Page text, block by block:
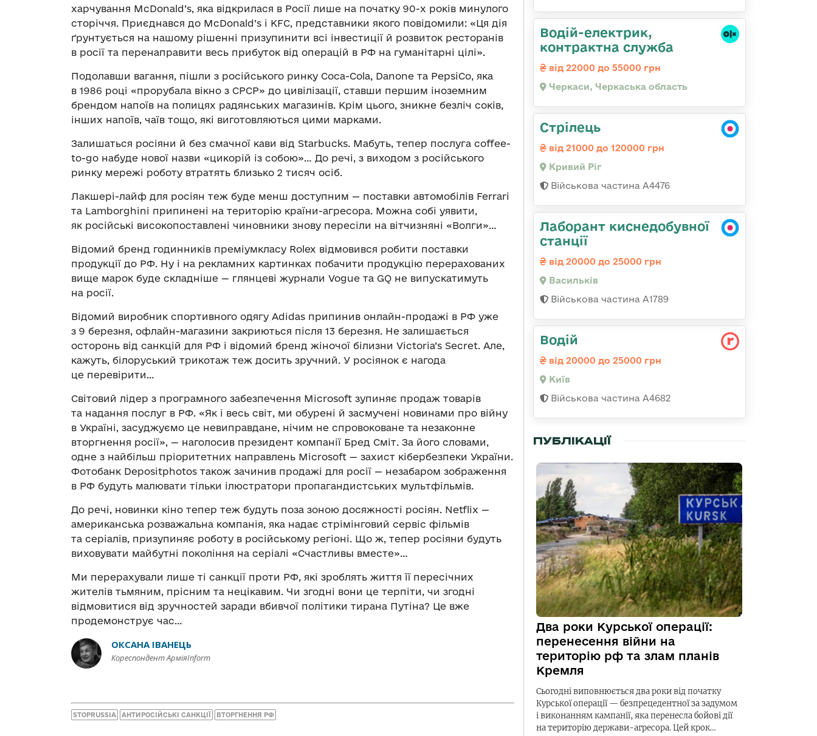
харчування МсDonald’s, яка відкрилася в Росії лише на початку 90-х років минулого
сторіччя. Приєднався до МсDonald’s і KFC, представники якого повідомили: «Ця дія
ґрунтується на нашому рішенні призупинити всі інвестиції й розвиток ресторанів
в росії та перенаправити весь прибуток від операцій в РФ на гуманітарні цілі».
Подолавши вагання, пішли з російського ринку Coca-Cola, Danone та PepsiCo, яка
в 1986 році «прорубала вікно з СРСР» до цивілізації, ставши першим іноземним
брендом напоїв на полицях радянських магазинів. Крім цього, зникне безліч соків,
інших напоїв, чаїв тощо, які виготовляються цими марками.
Залишаться росіяни й без смачної кави від Starbucks. Мабуть, тепер послуга coffee-
to-go набуде нової назви «цикорій із собою»… До речі, з виходом з російського
ринку мережі роботу втратять близько 2 тисяч осіб.
Лакшері-лайф для росіян теж буде менш доступним — поставки автомобілів Ferrari
та Lamborghini припинені на територію країни-агресора. Можна собі уявити,
як російські високопоставлені чиновники знову пересіли на вітчизняні «Волги»…
Відомий бренд годинників преміумкласу Rolex відмовився робити поставки
продукції до РФ. Ну і на рекламних картинках побачити продукцію перерахованих
вище марок буде складніше — глянцеві журнали Vogue та GQ не випускатимуть
на росії.
Відомий виробник спортивного одягу Adidas припинив онлайн-продажі в РФ уже
з 9 березня, офлайн-магазини закриються після 13 березня. Не залишається
осторонь від санкцій для РФ і відомий бренд жіночої білизни Victoria’s Secret. Але,
кажуть, білоруський трикотаж теж досить зручний. У росіянок є нагода
це перевірити…
Світовий лідер з програмного забезпечення Microsoft зупиняє продаж товарів
та надання послуг в РФ. «Як і весь світ, ми обурені й засмучені новинами про війну
в Україні, засуджуємо це невиправдане, нічим не спровоковане та незаконне
вторгнення росії», — наголосив президент компанії Бред Сміт. За його словами,
одне з найбільш пріоритетних направлень Microsoft — захист кібербезпеки України.
Фотобанк Depositphotos також зачинив продажі для росії — незабаром зображення
в РФ будуть малювати тільки ілюстратори пропагандистських мультфільмів.
До речі, новинки кіно тепер теж будуть поза зоною досяжності росіян. Netflix —
американська розважальна компанія, яка надає стрімінговий сервіс фільмів
та серіалів, призупиняє роботу в російському регіоні. Що ж, тепер росіяни будуть
виховувати майбутні покоління на серіалі «Счастливы вместе»…
Ми перерахували лише ті санкції проти РФ, які зроблять життя її пересічних
жителів тьмяним, прісним та нецікавим. Чи згодні вони це терпіти, чи згодні
відмовитися від зручностей заради вбивчої політики тирана Путіна? Це вже
продемонструє час…
ОКСАНА ІВАНЕЦЬ
Кореспондент АрміяInform
STOPRUSSIA АНТИРОСІЙСЬКІ САНКЦІЇ ВТОРГНЕННЯ РФ
Водій-електрик,
контрактна служба
від 22000 до 55000 грн
Черкаси, Черкаська область
Стрілець
від 21000 до 120000 грн
Кривий Ріг
Військова частина А4476
Лаборант киснедобувної
станції
від 20000 до 25000 грн
Васильків
Військова частина А1789
Водій
від 20000 до 25000 грн
Київ
Військова частина А4682
ПУБЛІКАЦІЇ
Два роки Курської операції:
перенесення війни на
територію рф та злам планів
Кремля
Сьогодні виповнюється два роки від початку
Курської операції — безпрецедентної за задумом
і виконанням кампанії, яка перенесла бойові дії
на територію держави-агресора. Цей крок…